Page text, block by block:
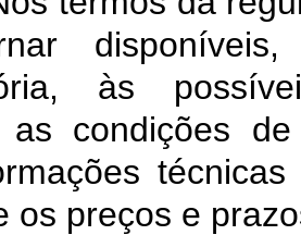
às
as condições
os preços e